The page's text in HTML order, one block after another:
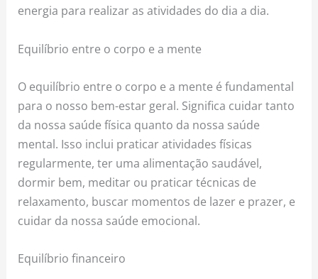
energia para realizar as atividades do dia a dia.
Equilíbrio entre o corpo e a mente
O equilíbrio entre o corpo e a mente é fundamental
para o nosso bem-estar geral. Significa cuidar tanto
da nossa saúde física quanto da nossa saúde
mental. Isso inclui praticar atividades físicas
regularmente, ter uma alimentação saudável,
dormir bem, meditar ou praticar técnicas de
relaxamento, buscar momentos de lazer e prazer, e
cuidar da nossa saúde emocional.
Equilíbrio financeiro